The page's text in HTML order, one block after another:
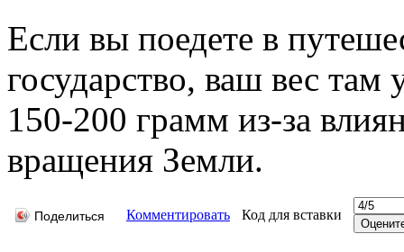
Если вы поедете в
государство, ваш вес
150-200 грамм из-за
вращения Земли.
Поделиться Комментировать Код для вставки